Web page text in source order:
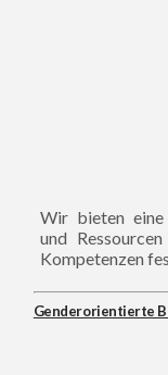
Wir bieten eine
und
Kompetenzen
Genderorientierte